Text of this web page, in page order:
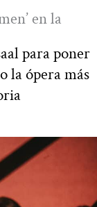
en la
para poner
la ópera más